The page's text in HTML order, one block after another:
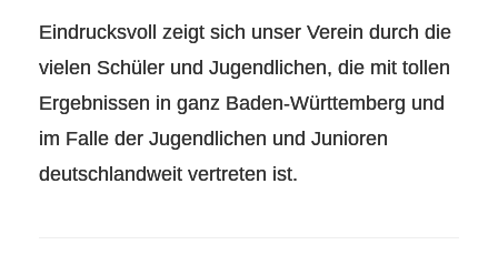
Eindrucksvoll zeigt sich unser Verein durch die
vielen Schüler und Jugendlichen, die mit tollen
Ergebnissen in ganz Baden-Württemberg und
im Falle der Jugendlichen und Junioren
deutschlandweit vertreten ist.